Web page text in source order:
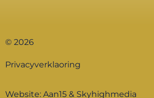
© 2026
Privacyverklaoring
Website: Aan15 & Skyhighmedia